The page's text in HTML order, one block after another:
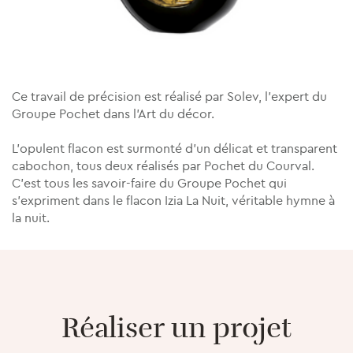
Ce travail de précision est réalisé par Solev, l’expert du
Groupe Pochet dans l’Art du décor.
L’opulent flacon est surmonté d’un délicat et transparent
cabochon, tous deux réalisés par Pochet du Courval.
C’est tous les savoir-faire du Groupe Pochet qui
s’expriment dans le flacon Izia La Nuit, véritable hymne à
la nuit.
Réaliser un projet